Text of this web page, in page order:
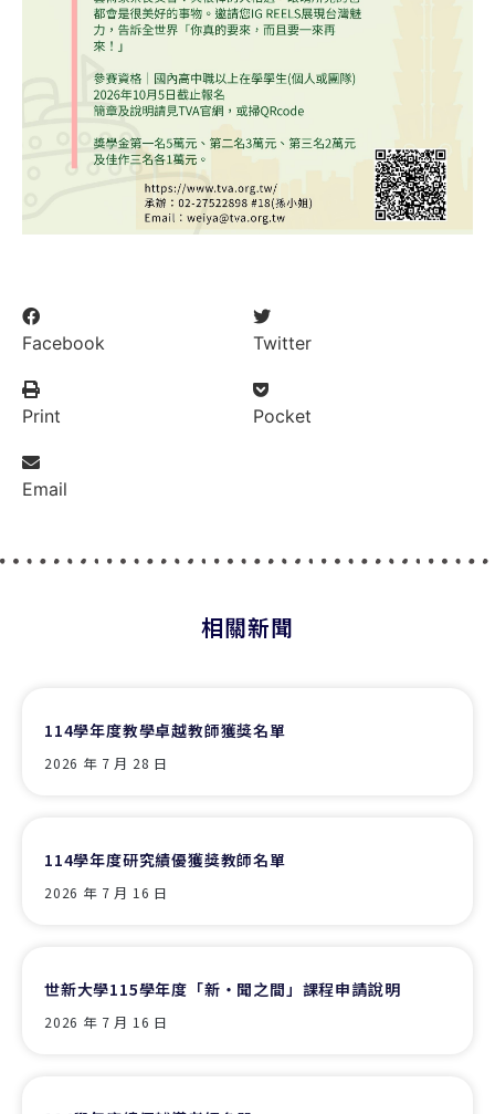
Facebook Twitter
Print Pocket
Email
相關新聞
114學年度教學卓越教師獲獎名單
2026 年 7 月 28 日
114學年度研究績優獲獎教師名單
2026 年 7 月 16 日
世新大學115學年度「新‧聞之間」課程申請說明
2026 年 7 月 16 日